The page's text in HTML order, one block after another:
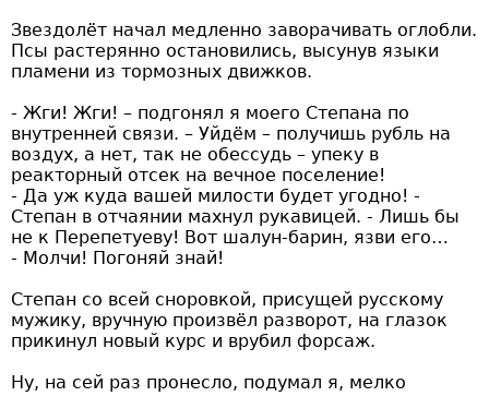
Звездолёт начал медленно заворачивать оглобли.
Псы растерянно остановились, высунув языки
пламени из тормозных движков.
- Жги! Жги! – подгонял я моего Степана по
внутренней связи. – Уйдём – получишь рубль на
воздух, а нет, так не обессудь – упеку в
реакторный отсек на вечное поселение!
- Да уж куда вашей милости будет угодно! -
Степан в отчаянии махнул рукавицей. - Лишь бы
не к Перепетуеву! Вот шалун-барин, язви его…
- Молчи! Погоняй знай!
Степан со всей сноровкой, присущей русскому
мужику, вручную произвёл разворот, на глазок
прикинул новый курс и врубил форсаж.
Ну, на сей раз пронесло, подумал я, мелко